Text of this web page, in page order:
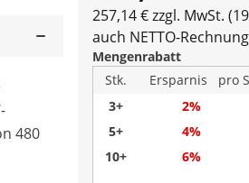
257,14 € zzgl. MwSt.
auch NETTO-
Mengenrabatt
Stk.
Ersparnis
pro
3+
2%
5+
4%
10+
6%
480